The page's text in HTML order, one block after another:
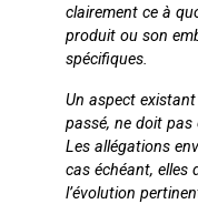
clairement ce à
produit ou son
spécifiques.
Un aspect
passé, ne doit pas
Les allégations
cas échéant, elles
l’évolution